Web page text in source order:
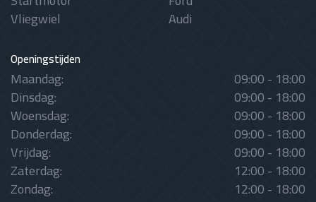
Vliegwiel Audi
Openingstijden
Maandag: 09:00 - 18:00
Dinsdag: 09:00 - 18:00
Woensdag: 09:00 - 18:00
Donderdag: 09:00 - 18:00
Vrijdag: 09:00 - 18:00
Zaterdag: 12:00 - 18:00
Zondag: 12:00 - 18:00